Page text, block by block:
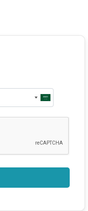
Saudi
Arabia